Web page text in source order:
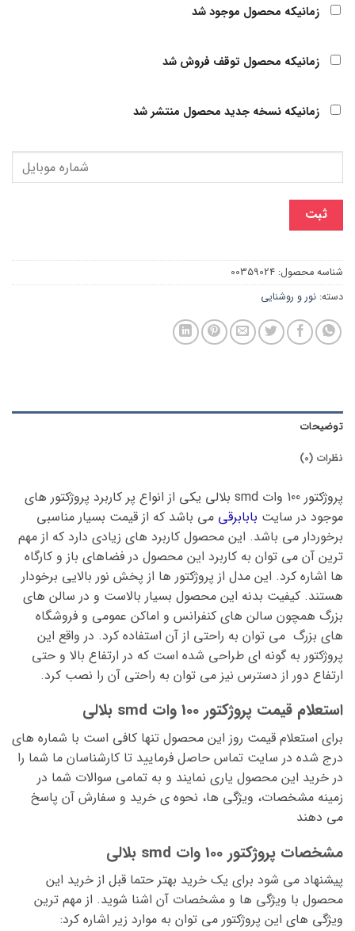
زمانیکه محصول موجود شد
زمانیکه محصول توقف فروش شد
زمانیکه نسخه جدید محصول منتشر شد
ثبت
شناسه محصول: 00359024
دسته: نور و روشنایی
توضیحات
نظرات (0)
پروژکتور 100 وات smd بلالی یکی از انواع پر کاربرد پروژکتور های
موجود در سایت بابابرقی می باشد که از قیمت بسیار مناسبی
برخوردار می باشد. این محصول کاربرد های زیادی دارد که از مهم
ترین آن می توان به کاربرد این محصول در فضاهای باز و کارگاه
ها اشاره کرد. این مدل از پروژکتور ها از پخش نور بالایی برخودار
هستند. کیفیت بدنه این محصول بسیار بالاست و در سالن های
بزرگ همچون سالن های کنفرانس و اماکن عمومی و فروشگاه
های بزرگ می توان به راحتی از آن استفاده کرد. در واقع این
پروژکتور به گونه ای طراحی شده است که در ارتفاع بالا و حتی
ارتفاع دور از دسترس نیز می توان به راحتی آن را نصب کرد.
استعلام قیمت پروژکتور 100 وات smd بلالی
برای استعلام قیمت روز این محصول تنها کافی است با شماره های
درج شده در سایت تماس حاصل فرمایید تا کارشناسان ما شما را
در خرید این محصول یاری نمایند و به تمامی سوالات شما در
زمینه مشخصات، ویژگی ها، نحوه ی خرید و سفارش آن پاسخ
می دهند
مشخصات پروژکتور 100 وات smd بلالی
پیشنهاد می شود برای یک خرید بهتر حتما قبل از خرید این
محصول با ویژگی ها و مشخصات آن اشنا شوید. از مهم ترین
ویژگی های این پروژکتور می توان به موارد زیر اشاره کرد: